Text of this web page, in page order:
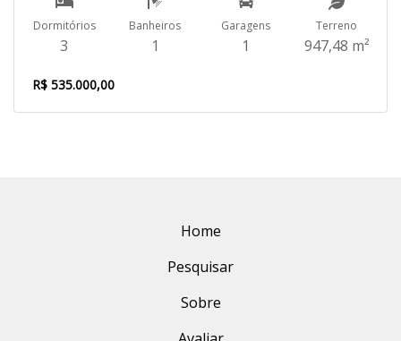
Dormitórios
3
Banheiros
1
Garagens
1
Terreno
947,48 m²
R$ 535.000,00
Home
Pesquisar
Sobre